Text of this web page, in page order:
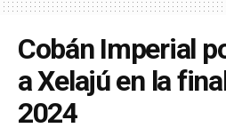
Cobán Imperial
a Xelajú en la
2024